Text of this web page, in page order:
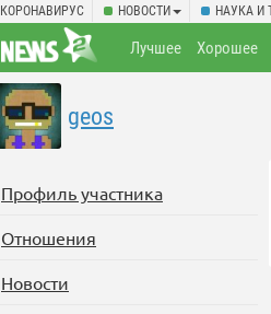
КОРОНАВИРУС НОВОСТИ НАУКА И
Лучшее Хорошее
geos
Профиль участника
Отношения
Новости